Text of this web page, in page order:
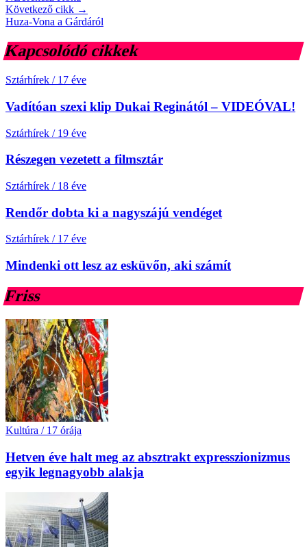
Következő cikk →
Huza-Vona a Gárdáról
Kapcsolódó cikkek
Sztárhírek / 17 éve
Vadítóan szexi klip Dukai Reginától – VIDEÓVAL!
Sztárhírek / 19 éve
Részegen vezetett a filmsztár
Sztárhírek / 18 éve
Rendőr dobta ki a nagyszájú vendéget
Sztárhírek / 17 éve
Mindenki ott lesz az esküvőn, aki számít
Friss
Kultúra / 17 órája
Hetven éve halt meg az absztrakt expresszionizmus
egyik legnagyobb alakja